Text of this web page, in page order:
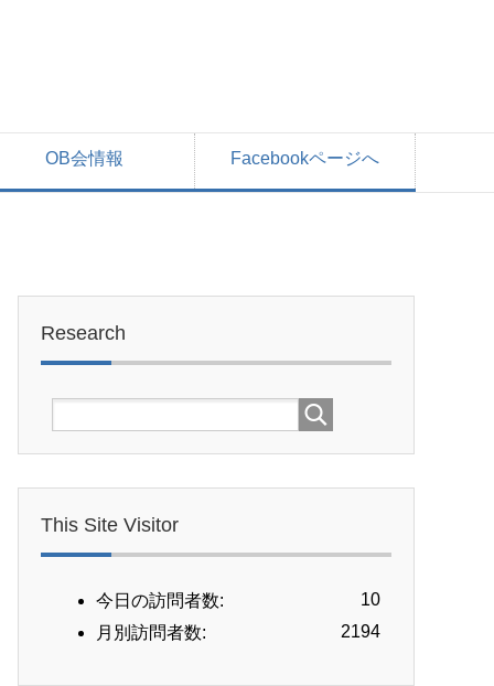
OB会情報 Facebookページへ
Research
This Site Visitor
10
今日の訪問者数:
2194
月別訪問者数: